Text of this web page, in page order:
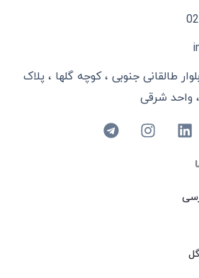
طالقانی جنوبی ، کوچه گلها ، پلاک